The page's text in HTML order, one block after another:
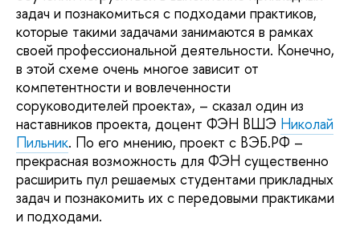
задач и познакомиться с подходами практиков,
которые такими задачами занимаются в рамках
своей профессиональной деятельности. Конечно,
в этой схеме очень многое зависит от
компетентности и вовлеченности
соруководителей проекта», – сказал один из
наставников проекта, доцент ФЭН ВШЭ Николай
Пильник. По его мнению, проект с ВЭБ.РФ –
прекрасная возможность для ФЭН существенно
расширить пул решаемых студентами прикладных
задач и познакомить их с передовыми практиками
и подходами.